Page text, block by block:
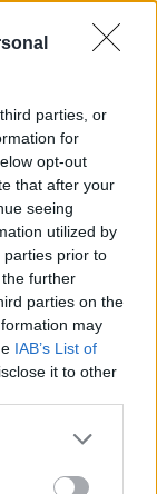
parties, or
for
opt-out
that after your
seeing
utilized by
parties prior to
further
parties on the
may
IAB’s List of
it to other
more Google
may click to
μου;